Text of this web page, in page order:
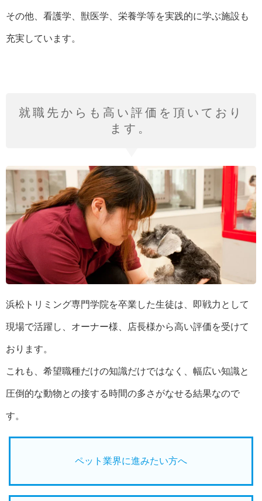
その他、看護学、獣医学、栄養学等を実践的に学ぶ施設も
充実しています。
就職先からも高い評価を頂いており
ます。
浜松トリミング専門学院を卒業した生徒は、即戦力として
現場で活躍し、オーナー様、店長様から高い評価を受けて
おります。
これも、希望職種だけの知識だけではなく、幅広い知識と
圧倒的な動物との接する時間の多さがなせる結果なので
す。
ペット業界に進みたい方へ